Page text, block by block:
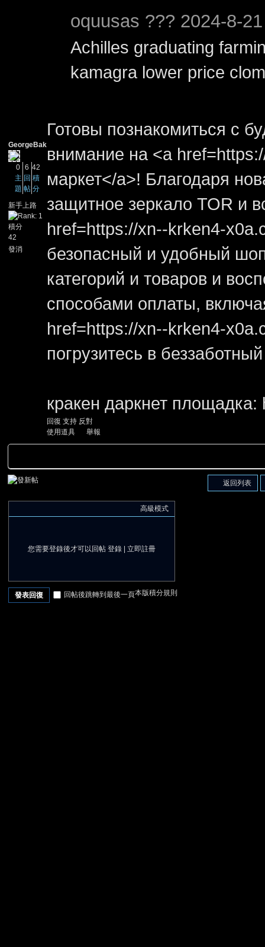
GeorgeBak
0
主
題
6
回
帖
42
積
分
新手上路
積分
42
發消
oquusas ??? 2024-8-
Achilles graduating
kamagra lower price
Готовы познакомиться с
внимание на <a
маркет</a>! Благодаря
защитное зеркало TOR и
href=https://xn--krken4-
безопасный и удобный
категорий и товаров и
способами оплаты,
href=https://xn--krken4-
погрузитесь в
кракен даркнет
回復 支持 反對
使用道具
舉報
返回列表
高級模式
您需要登錄後才可以回帖 登錄| 立即註冊
本版積分規則
發表回復 回帖後跳轉到最後一頁